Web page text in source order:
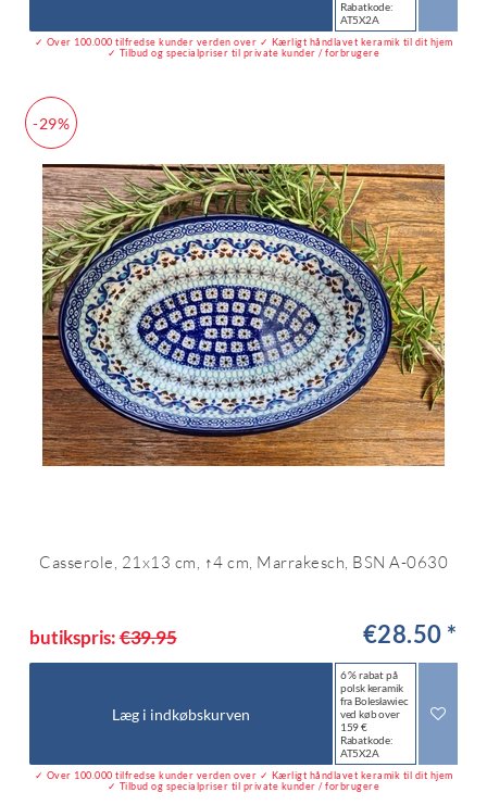
Rabatkode:
AT5X2A
✓ Over 100.000 tilfredse kunder verden over ✓ Kærligt håndlavet keramik til dit hjem
✓ Tilbud og specialpriser til private kunder / forbrugere
-29%
Casserole, 21x13 cm, ↑4 cm, Marrakesch, BSN A-0630
butikspris:€39.95 €28.50 *
Læg i indkøbskurven
6 % rabat på
polsk keramik
fra Bolesławiec
ved køb over
159 €
Rabatkode:
AT5X2A
✓ Over 100.000 tilfredse kunder verden over ✓ Kærligt håndlavet keramik til dit hjem
✓ Tilbud og specialpriser til private kunder / forbrugere